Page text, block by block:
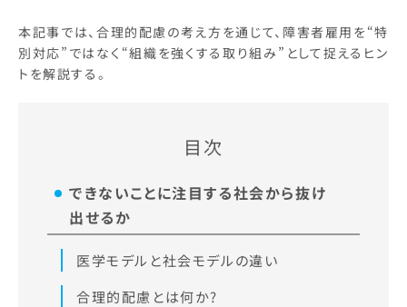
本記事では、合理的配慮の考え方を通じて、障害者雇用を“特
別対応”ではなく“組織を強くする取り組み”として捉えるヒン
トを解説する。
目次
できないことに注目する社会から抜け
出せるか
医学モデルと社会モデルの違い
合理的配慮とは何か?